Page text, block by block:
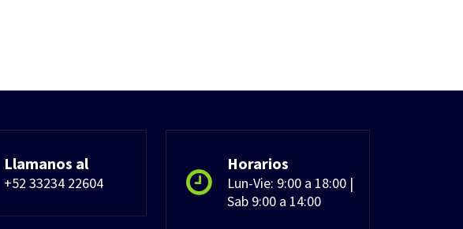
Llamanos al
+52 33234 22604
Horarios
Lun-Vie: 9:00 a 18:00 |
Sab 9:00 a 14:00